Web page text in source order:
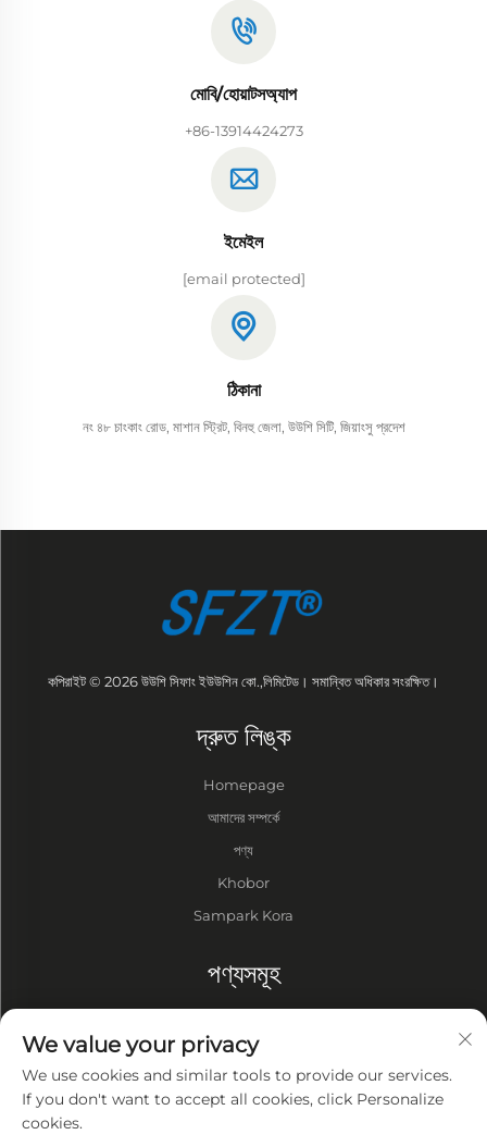
মোবি/হোয়াটসঅ্যাপ
+86-13914424273
ইমেইল
[email protected]
ঠিকানা
নং ৪৮ চাংকাং রোড, মাশান স্ট্রিট, বিনহু জেলা, উউশি সিটি, জিয়াংসু প্রদেশ
কপিরাইট © 2026 উউশি সিফাং ইউউশিন কো.,লিমিটেড। সমান্বিত অধিকার সংরক্ষিত।
দ্রুত লিঙ্ক
Homepage
আমাদের সম্পর্কে
পণ্য
Khobor
Sampark Kora
পণ্যসমূহ
ভ্যাকুয়াম পাম্প
ভ্যাকুয়াম ফার্নেস
We value your privacy
We use cookies and similar tools to provide our services.
If you don't want to accept all cookies, click Personalize
cookies.